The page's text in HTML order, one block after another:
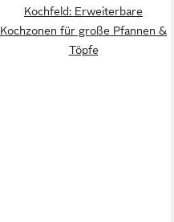
Kochfeld: Erweiterbare
Kochzonen für große Pfannen &
Töpfe